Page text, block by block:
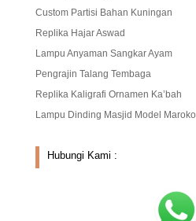
Custom Partisi Bahan Kuningan
Replika Hajar Aswad
Lampu Anyaman Sangkar Ayam
Pengrajin Talang Tembaga
Replika Kaligrafi Ornamen Ka’bah
Lampu Dinding Masjid Model Maroko
Hubungi Kami :